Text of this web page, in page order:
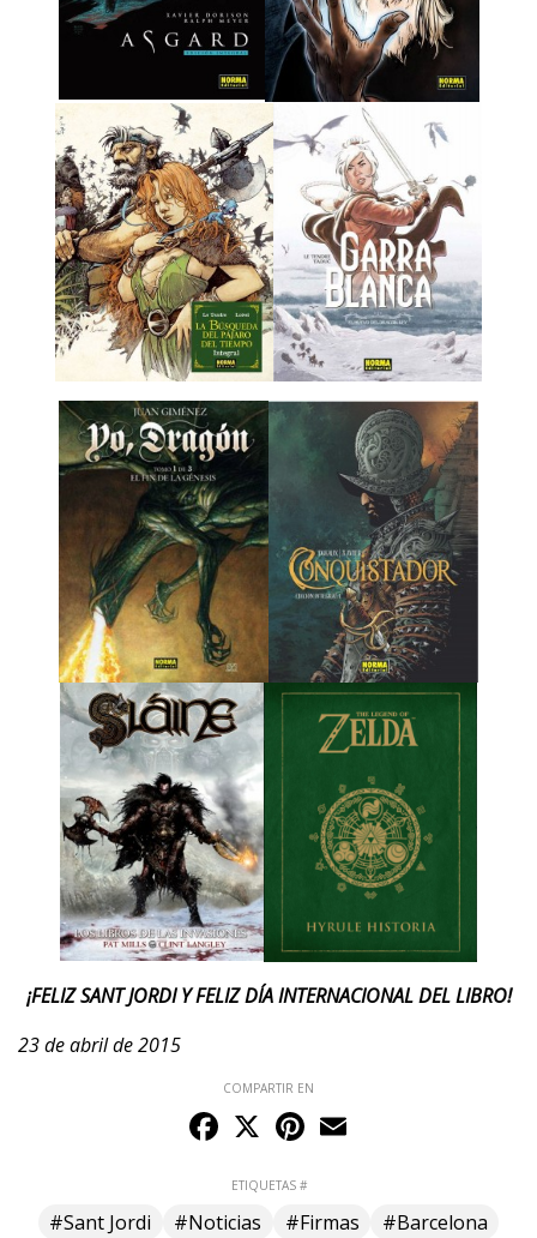
¡FELIZ SANT JORDI Y FELIZ DÍA INTERNACIONAL DEL LIBRO!
23 de abril de 2015
COMPARTIR EN
Facebook
X Pinterest
ETIQUETAS #
#Sant Jordi #Noticias #Firmas #Barcelona